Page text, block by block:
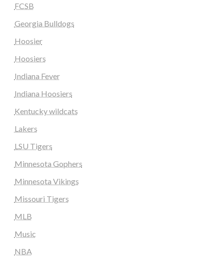
FCSB
Georgia Bulldogs
Hoosier
Hoosiers
Indiana Fever
Indiana Hoosiers
Kentucky wildcats
Lakers
LSU Tigers
Minnesota Gophers
Minnesota Vikings
Missouri Tigers
MLB
Music
NBA